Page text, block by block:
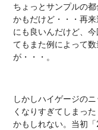
ちょっとサンプルの
かもだけど・・・再
にも良いんだけど、
てもまた例によって
が・・・。
しかしハイゲージの
くなりすぎてしまっ
かもしれない。当初